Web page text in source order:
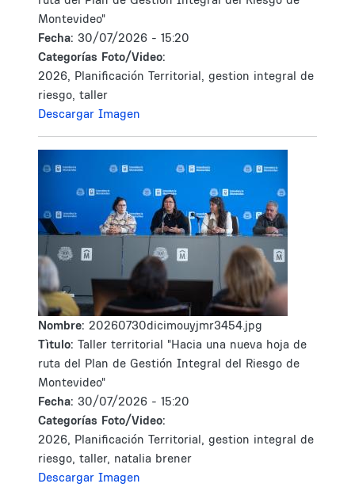
Montevideo"
Fecha: 30/07/2026 - 15:20
Categorías Foto/Video:
2026, Planificación Territorial, gestion integral de
riesgo, taller
Descargar Imagen
Nombre: 20260730dicimouyjmr3454.jpg
Tìtulo: Taller territorial "Hacia una nueva hoja de
ruta del Plan de Gestión Integral del Riesgo de
Montevideo"
Fecha: 30/07/2026 - 15:20
Categorías Foto/Video:
2026, Planificación Territorial, gestion integral de
riesgo, taller, natalia brener
Descargar Imagen